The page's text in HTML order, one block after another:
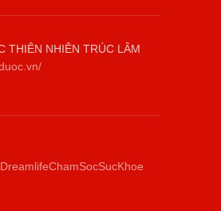
THIÊN NHIÊN TRÚC LÂM